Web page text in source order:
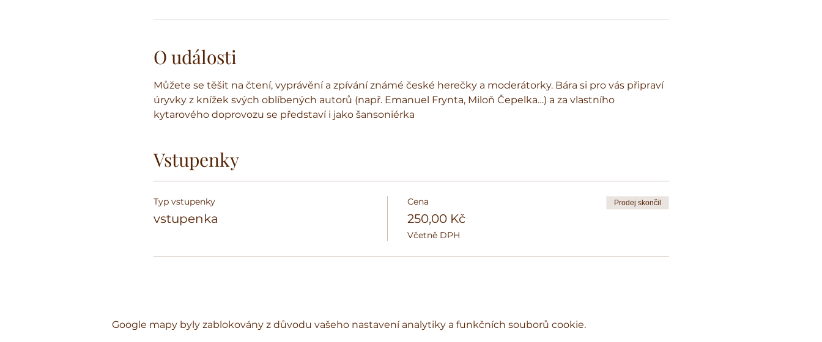
O události
Můžete se těšit na čtení, vyprávění a zpívání známé české herečky a moderátorky. Bára si pro vás připraví
úryvky z knížek svých oblíbených autorů (např. Emanuel Frynta, Miloň Čepelka…) a za vlastního
kytarového doprovozu se představí i jako šansoniérka
Vstupenky
Typ vstupenky
vstupenka
Cena
250,00 Kč
Včetně DPH
Prodej skončil
Google mapy byly zablokovány z důvodu vašeho nastavení analytiky a funkčních souborů cookie.